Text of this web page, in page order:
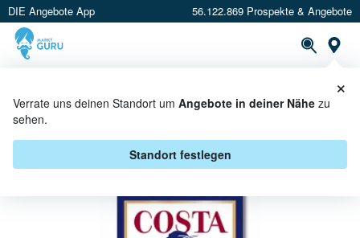
DIE Angebote App 56.122.869 Prospekte & Angebote
Verrate uns deinen Standort um Angebote in deiner Nähe zu
sehen.
Standort festlegen
×
COSTA BEI REWE CENTER -
ANGEBOTE & AKTIONEN